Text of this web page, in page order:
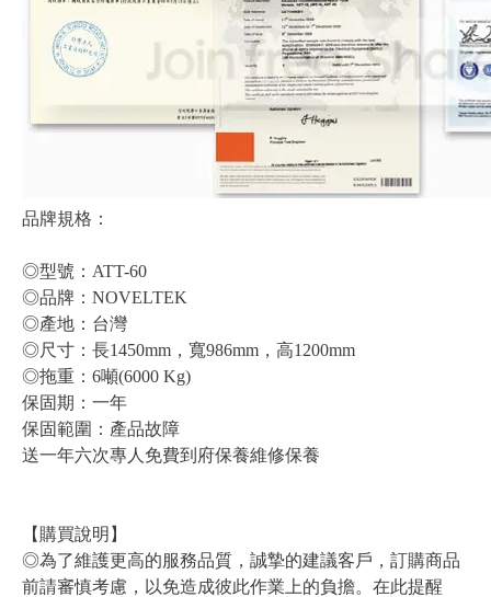
品牌規格：
◎型號：ATT-60
◎品牌：NOVELTEK
◎產地：台灣
◎尺寸：長1450mm，寬986mm，高1200mm
◎拖重：6噸(6000 Kg)
保固期：一年
保固範圍：產品故障
送一年六次專人免費到府保養維修保養
【購買說明】
◎為了維護更高的服務品質，誠摯的建議客戶，訂購商品
前請審慎考慮，以免造成彼此作業上的負擔。在此提醒